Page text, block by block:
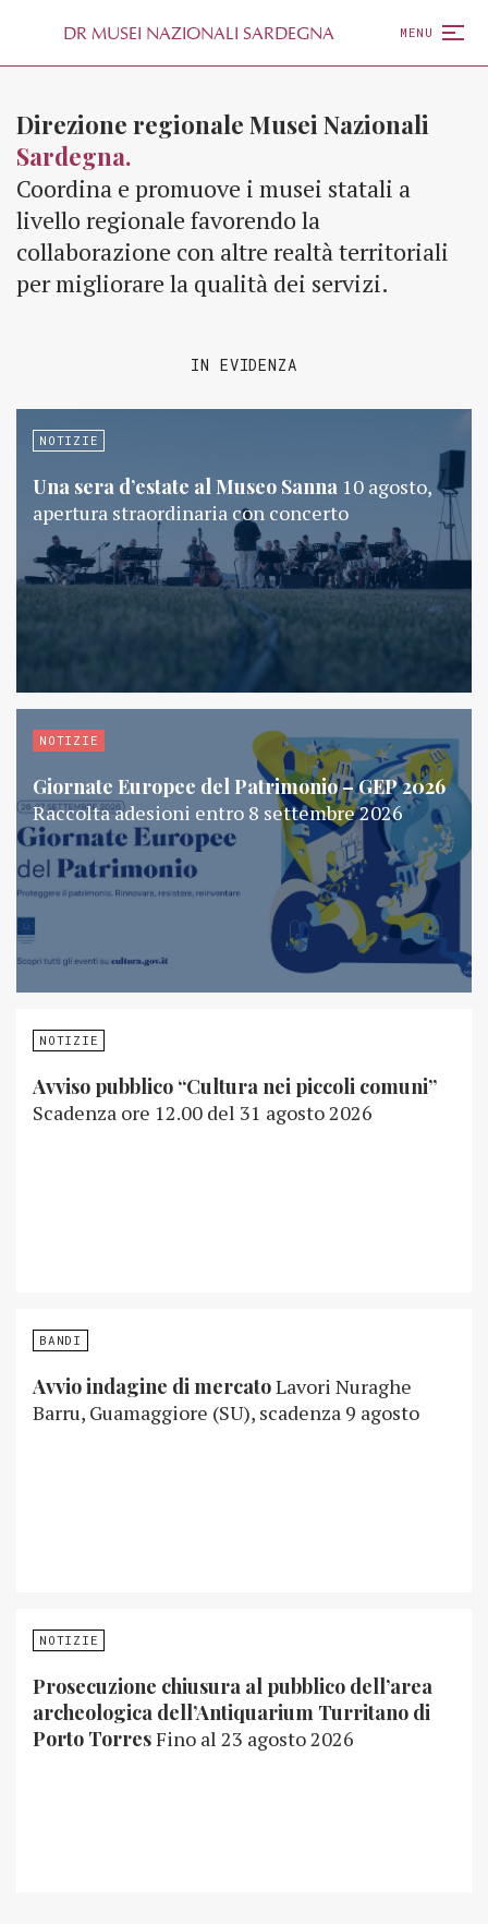
DR MUSEI NAZIONALI SARDEGNA MENU
Direzione regionale Musei Nazionali
Sardegna.
Coordina e promuove i musei statali a
livello regionale favorendo la
collaborazione con altre realtà territoriali
per migliorare la qualità dei servizi.
IN EVIDENZA
NOTIZIE
Una sera d’estate al Museo Sanna 10 agosto,
apertura straordinaria con concerto
NOTIZIE
Giornate Europee del Patrimonio – GEP 2026
Raccolta adesioni entro 8 settembre 2026
NOTIZIE
Avviso pubblico “Cultura nei piccoli comuni”
Scadenza ore 12.00 del 31 agosto 2026
BANDI
Avvio indagine di mercatoLavori Nuraghe
Barru, Guamaggiore (SU), scadenza 9 agosto
NOTIZIE
Prosecuzione chiusura al pubblico dell’area
archeologica dell’Antiquarium Turritano di
Porto TorresFino al 23 agosto 2026